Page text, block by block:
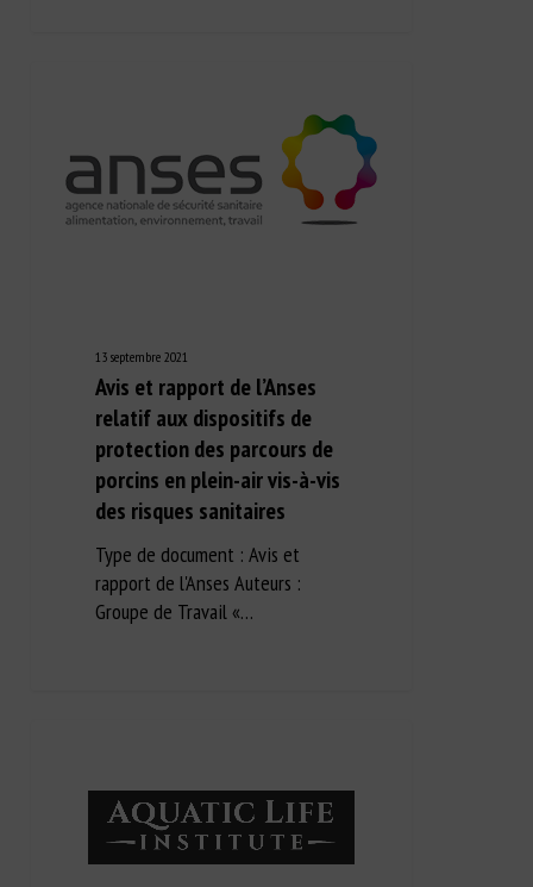
13 septembre 2021
Avis et rapport de l’Anses
relatif aux dispositifs de
protection des parcours de
porcins en plein-air vis-à-vis
des risques sanitaires
Type de document : Avis et
rapport de l'Anses Auteurs :
Groupe de Travail «…